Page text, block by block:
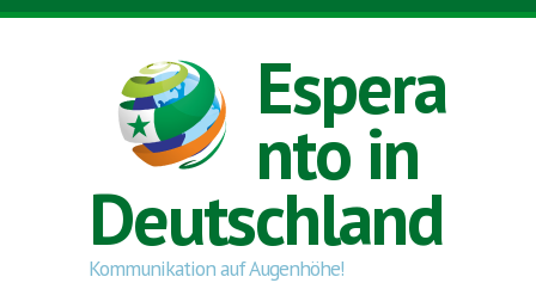
Direkt zum Inhalt
Espera
nto in
Deutschland
Kommunikation auf Augenhöhe!